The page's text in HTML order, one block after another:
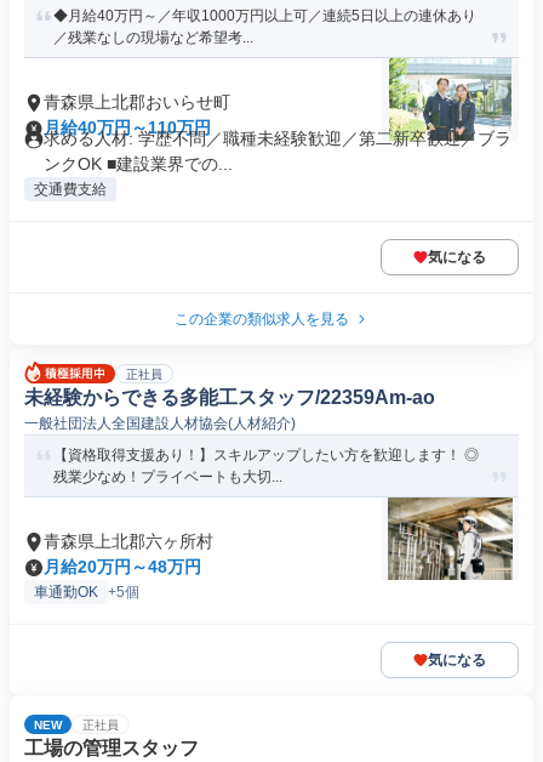
◆月給40万円～／年収1000万円以上可／連続5日以上の連休あり
／残業なしの現場など希望考...
青森県上北郡おいらせ町
月給40万円～110万円
求める人材: 学歴不問／職種未経験歓迎／第二新卒歓迎／ブラ
ンクOK ■建設業界での...
交通費支給
気になる
この企業の類似求人を見る
正社員
未経験からできる多能工スタッフ/22359Am-ao
一般社団法人全国建設人材協会(人材紹介)
【資格取得支援あり！】スキルアップしたい方を歓迎します！ ◎
残業少なめ！プライベートも大切...
青森県上北郡六ヶ所村
月給20万円～48万円
車通勤OK +5個
気になる
NEW 正社員
工場の管理スタッフ